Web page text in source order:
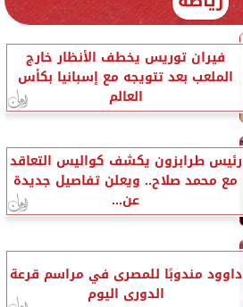
فيران توريس يخطف الأنظار خارج
الملعب بعد تتويجه مع إسبانيا بكأس
العالم
رئيس طرابزون يكشف كواليس التعاقد
مع محمد صلاح.. ويعلن تفاصيل جديدة
عن...
داوود مندوبًا للمصرى في مراسم قرعة
الدورى اليوم